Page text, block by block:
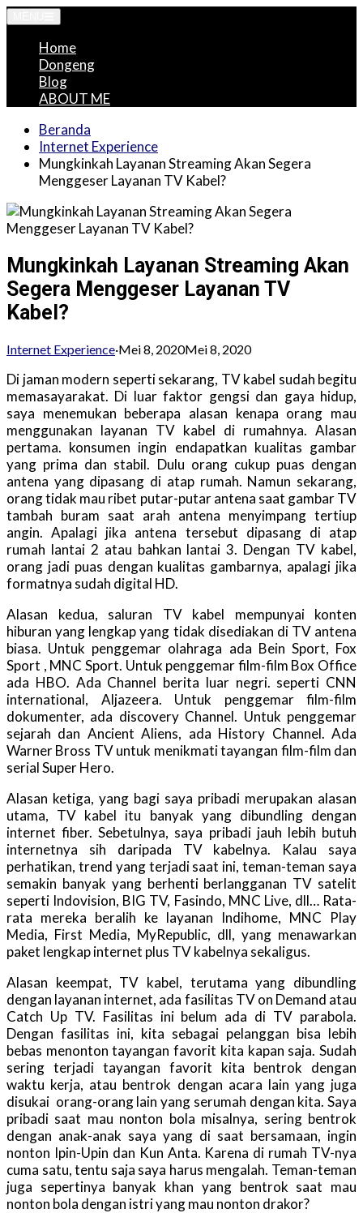
Langsung
kontenHome
Dongeng
Blog
ABOUT ME
Beranda
Internet Experience
Mungkinkah Layanan Streaming Akan Segera
Menggeser Layanan TV Kabel?
Mungkinkah Layanan Streaming Akan
Segera Menggeser Layanan TV
Kabel?
Internet Experience·Mei 8, 2020Mei 8, 2020
Di jaman modern seperti sekarang, TV kabel sudah begitu
memasayarakat. Di luar faktor gengsi dan gaya hidup,
saya menemukan beberapa alasan kenapa orang mau
menggunakan layanan TV kabel di rumahnya. Alasan
pertama. konsumen ingin endapatkan kualitas gambar
yang prima dan stabil. Dulu orang cukup puas dengan
antena yang dipasang di atap rumah. Namun sekarang,
orang tidak mau ribet putar-putar antena saat gambar TV
tambah buram saat arah antena menyimpang tertiup
angin. Apalagi jika antena tersebut dipasang di atap
rumah lantai 2 atau bahkan lantai 3. Dengan TV kabel,
orang jadi puas dengan kualitas gambarnya, apalagi jika
formatnya sudah digital HD.
Alasan kedua, saluran TV kabel mempunyai konten
hiburan yang lengkap yang tidak disediakan di TV antena
biasa. Untuk penggemar olahraga ada Bein Sport, Fox
Sport , MNC Sport. Untuk penggemar film-film Box Office
ada HBO. Ada Channel berita luar negri. seperti CNN
international, Aljazeera. Untuk penggemar film-film
dokumenter, ada discovery Channel. Untuk penggemar
sejarah dan Ancient Aliens, ada History Channel. Ada
Warner Bross TV untuk menikmati tayangan film-film dan
serial Super Hero.
Alasan ketiga, yang bagi saya pribadi merupakan alasan
utama, TV kabel itu banyak yang dibundling dengan
internet fiber. Sebetulnya, saya pribadi jauh lebih butuh
internetnya sih daripada TV kabelnya. Kalau saya
perhatikan, trend yang terjadi saat ini, teman-teman saya
semakin banyak yang berhenti berlangganan TV satelit
seperti Indovision, BIG TV, Fasindo, MNC Live, dll… Rata-
rata mereka beralih ke layanan Indihome, MNC Play
Media, First Media, MyRepublic, dll, yang menawarkan
paket lengkap internet plus TV kabelnya sekaligus.
Alasan keempat, TV kabel, terutama yang dibundling
dengan layanan internet, ada fasilitas TV on Demand atau
Catch Up TV. Fasilitas ini belum ada di TV parabola.
Dengan fasilitas ini, kita sebagai pelanggan bisa lebih
bebas menonton tayangan favorit kita kapan saja. Sudah
sering terjadi tayangan favorit kita bentrok dengan
waktu kerja, atau bentrok dengan acara lain yang juga
disukai orang-orang lain yang serumah dengan kita. Saya
pribadi saat mau nonton bola misalnya, sering bentrok
dengan anak-anak saya yang di saat bersamaan, ingin
nonton Ipin-Upin dan Kun Anta. Karena di rumah TV-nya
cuma satu, tentu saja saya harus mengalah. Teman-teman
juga sepertinya banyak khan yang bentrok saat mau
nonton bola dengan istri yang mau nonton drakor?